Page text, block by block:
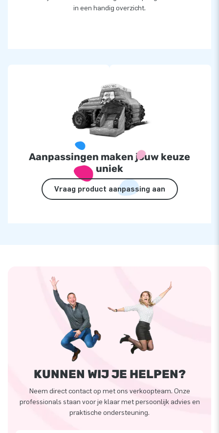
in een handig overzicht.
Aanpassingen maken jouw keuze
uniek
Vraag product aanpassing aan
KUNNEN WIJ JE HELPEN?
Neem direct contact op met ons verkoopteam. Onze
professionals staan voor je klaar met persoonlijk advies en
praktische ondersteuning.